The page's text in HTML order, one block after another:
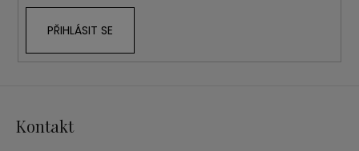
PŘIHLÁSIT SE
Kontakt